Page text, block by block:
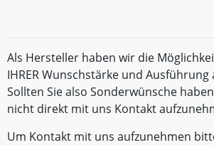
Als Hersteller haben wir die
IHRER Wunschstärke und
Sollten Sie also Sonderwünsche
nicht direkt mit uns Kontakt
Um Kontakt mit uns aufzunehmen